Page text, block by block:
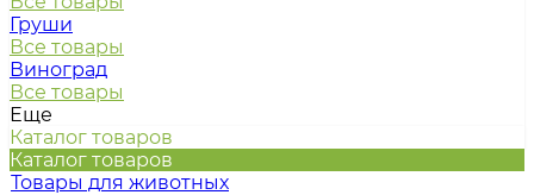
Груши
Все товары
Виноград
Все товары
Еще
Каталог товаров
Каталог товаров
Товары для животных